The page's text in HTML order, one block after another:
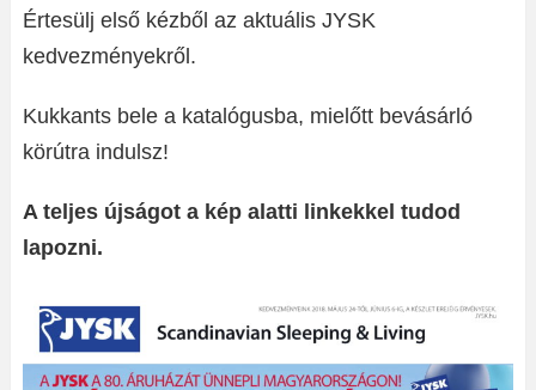
Értesülj első kézből az aktuális JYSK
kedvezményekről.
Kukkants bele a katalógusba, mielőtt bevásárló
körútra indulsz!
A teljes újságot a kép alatti linkekkel tudod
lapozni.